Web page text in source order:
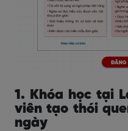
1. Khóa học tại
viên tạo thói
ngày